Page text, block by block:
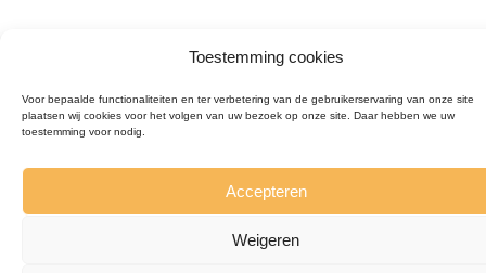
Toestemming cookies
Voor bepaalde functionaliteiten en ter verbetering van de gebruikerservaring van onze site
plaatsen wij cookies voor het volgen van uw bezoek op onze site. Daar hebben we uw
toestemming voor nodig.
Accepteren
Weigeren